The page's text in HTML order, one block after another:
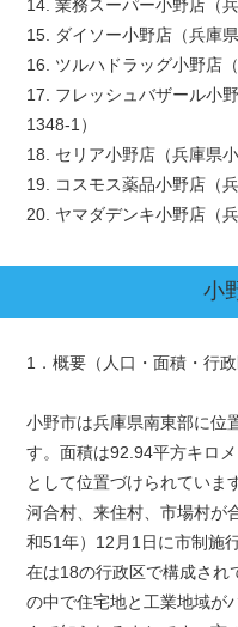
14. 業務スーパー小野店（
15. ダイソー小野店（兵庫
16. ツルハドラッグ小野店
17. フレッシュバザール小
1348-1）
18. セリア小野店（兵庫県
19. コスモス薬品小野店（
20. ヤマダデンキ小野店（
小
1．概要（人口・面積・行政
小野市は兵庫県南東部に位
す。面積は92.94平方キロ
として位置づけられていま
河合村、来住村、市場村が
和51年）12月1日に市制施
在は18の行政区で構成され
の中で住宅地と工業地域が